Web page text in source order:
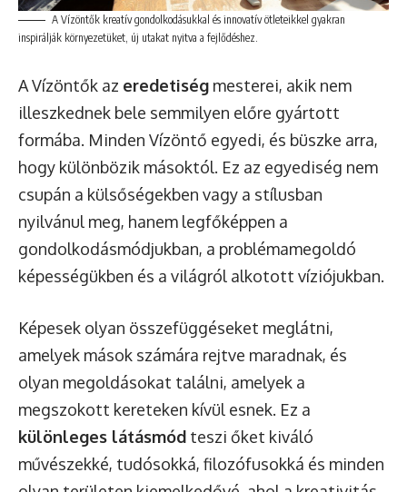
A Vízöntők kreatív gondolkodásukkal és innovatív ötleteikkel gyakran
inspirálják környezetüket, új utakat nyitva a fejlődéshez.
A Vízöntők az eredetiség mesterei, akik nem
illeszkednek bele semmilyen előre gyártott
formába. Minden Vízöntő egyedi, és büszke arra,
hogy különbözik másoktól. Ez az egyediség nem
csupán a külsőségekben vagy a stílusban
nyilvánul meg, hanem legfőképpen a
gondolkodásmódjukban, a problémamegoldó
képességükben és a világról alkotott víziójukban.
Képesek olyan összefüggéseket meglátni,
amelyek mások számára rejtve maradnak, és
olyan megoldásokat találni, amelyek a
megszokott kereteken kívül esnek. Ez a
különleges látásmód teszi őket kiváló
művészekké, tudósokká, filozófusokká és minden